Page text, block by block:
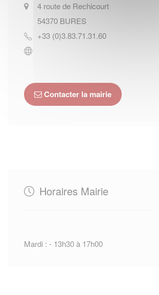
4 route de Rechicourt
54370 BURES
+33 (0)3.83.71.31.60
Contacter la mairie
Horaires Mairie
Mardi : - 13h30 à 17h00